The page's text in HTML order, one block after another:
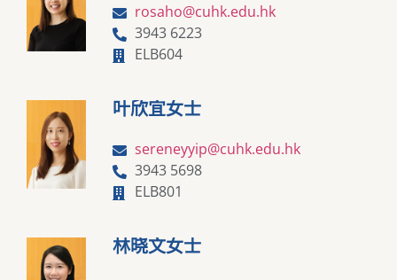
rosaho@cuhk.edu.hk
3943 6223
ELB604
叶欣宜女士
sereneyyip@cuhk.edu.hk
3943 5698
ELB801
林晓文女士